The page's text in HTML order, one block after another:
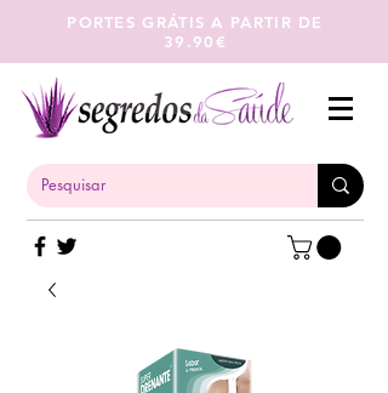
PORTES GRÁTIS A PARTIR DE
39.90€